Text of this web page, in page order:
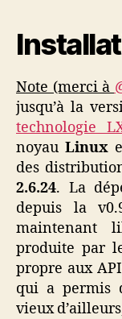
Note (merci à
jusqu’à la
technologie
noyau Linux
des
2.6.24. La
depuis la
maintenant
produite par
propre aux
qui a permis
vieux